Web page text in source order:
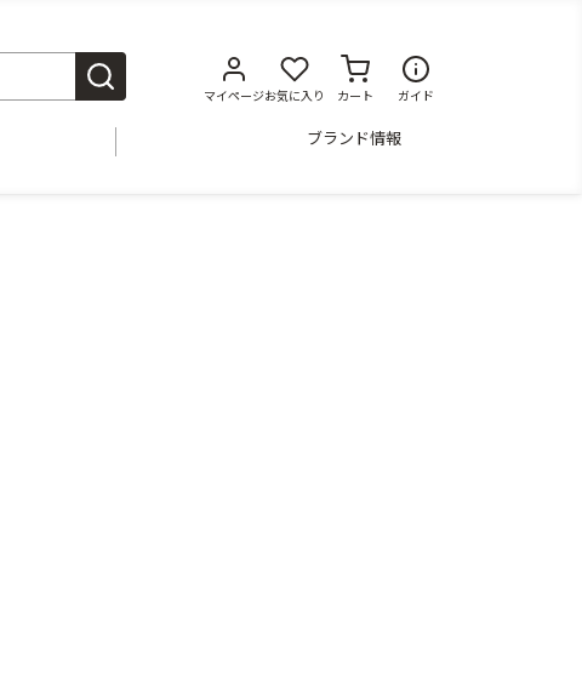
マイページお気に入り カート ガイド
ブランド情報